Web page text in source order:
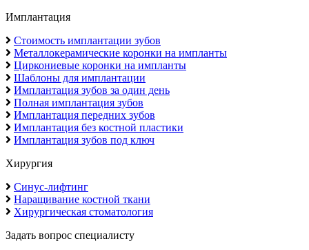
Имплантация
Стоимость имплантации зубов
Металлокерамические коронки на импланты
Циркониевые коронки на импланты
Шаблоны для имплантации
Имплантация зубов за один день
Полная имплантация зубов
Имплантация передних зубов
Имплантация без костной пластики
Имплантация зубов под ключ
Хирургия
Синус-лифтинг
Наращивание костной ткани
Хирургическая стоматология
Задать вопрос специалисту